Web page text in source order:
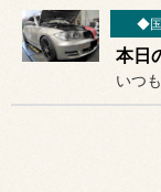
◆
いつ